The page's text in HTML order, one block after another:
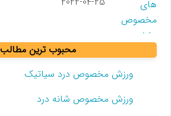
محبوب ترین مطالب
ورزش مخصوص درد سیاتیک
ورزش مخصوص شانه درد